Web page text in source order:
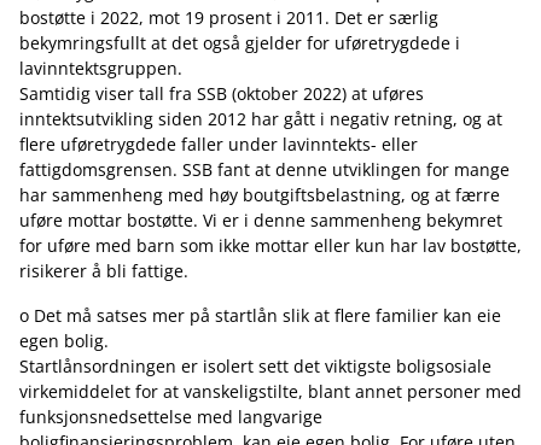
bostøtte i 2022, mot 19 prosent i 2011. Det er særlig
bekymringsfullt at det også gjelder for uføretrygdede i
lavinntektsgruppen.
Samtidig viser tall fra SSB (oktober 2022) at uføres
inntektsutvikling siden 2012 har gått i negativ retning, og at
flere uføretrygdede faller under lavinntekts- eller
fattigdomsgrensen. SSB fant at denne utviklingen for mange
har sammenheng med høy boutgiftsbelastning, og at færre
uføre mottar bostøtte. Vi er i denne sammenheng bekymret
for uføre med barn som ikke mottar eller kun har lav bostøtte,
risikerer å bli fattige.
o Det må satses mer på startlån slik at flere familier kan eie
egen bolig.
Startlånsordningen er isolert sett det viktigste boligsosiale
virkemiddelet for at vanskeligstilte, blant annet personer med
funksjonsnedsettelse med langvarige